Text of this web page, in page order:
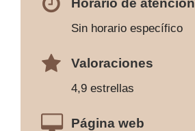
Horario de atención
Sin horario específico
Valoraciones
4,9 estrellas
Página web